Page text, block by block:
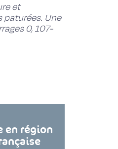
et
Une
0, 107-
en région